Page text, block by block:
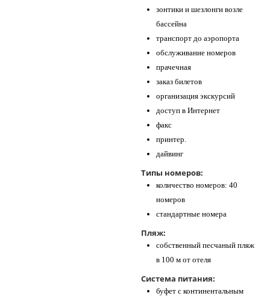
зонтики и шезлонги возле
бассейна
транспорт до аэропорта
обслуживание номеров
прачечная
заказ билетов
организация экскурсий
доступ в Интернет
факс
принтер.
дайвинг
Типы номеров:
количество номеров: 40
номеров
стандартные номера
Пляж:
собственный песчаный пляж
в 100 м от отеля
Система питания:
буфет с континентальным